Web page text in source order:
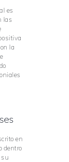
es
las
la
en
dentro
su